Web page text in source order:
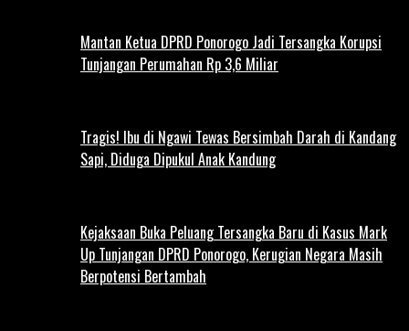
Mantan Ketua DPRD Ponorogo Jadi Tersangka Korupsi
Tunjangan Perumahan Rp 3,6 Miliar
Tragis! Ibu di Ngawi Tewas Bersimbah Darah di Kandang
Sapi, Diduga Dipukul Anak Kandung
Kejaksaan Buka Peluang Tersangka Baru di Kasus Mark
Up Tunjangan DPRD Ponorogo, Kerugian Negara Masih
Berpotensi Bertambah